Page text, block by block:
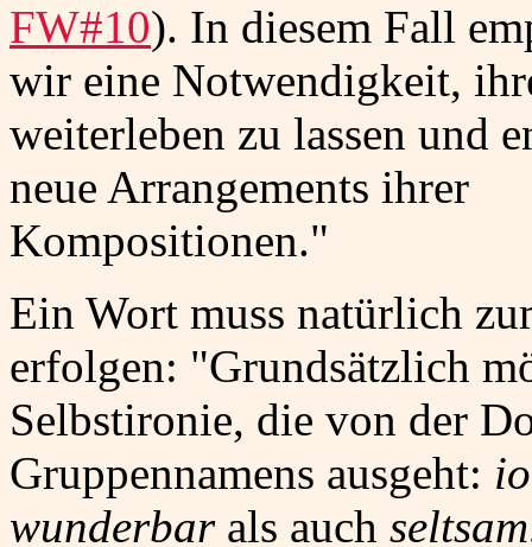
FW#10). In diesem Fall
wir eine Notwendigkeit,
weiterleben zu lassen und
neue Arrangements ihrer
Kompositionen."
Ein Wort muss natürlich
erfolgen: "Grundsätzlich
Selbstironie, die von der
Gruppennamens ausgeht:
wunderbarals auch seltsam